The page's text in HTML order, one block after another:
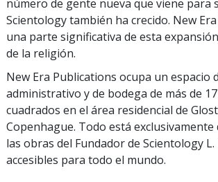
número de gente nueva que viene para
Scientology también ha crecido. New
una parte significativa de esta
de la religión.
New Era Publications ocupa un espacio
administrativo y de bodega de más de
cuadrados en el área residencial de
Copenhague. Todo está exclusivamente
las obras del Fundador de Scientology
accesibles para todo el mundo.